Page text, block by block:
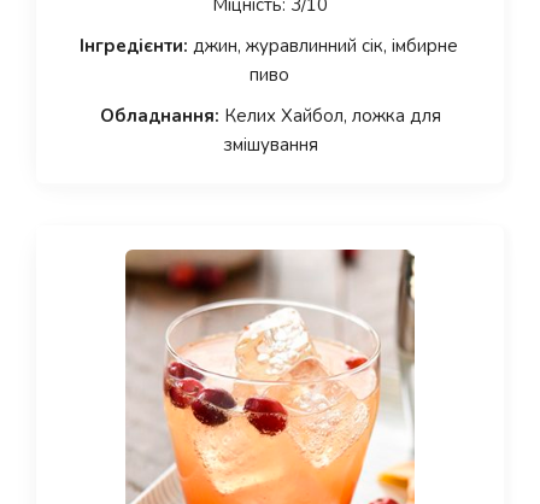
Інгредієнти: джин, журавлинний сік, імбирне
пиво
Обладнання: Келих Хайбол, ложка для
змішування